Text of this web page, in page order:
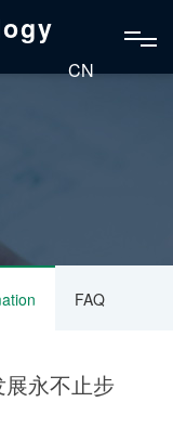
CN
FAQ
永不止步